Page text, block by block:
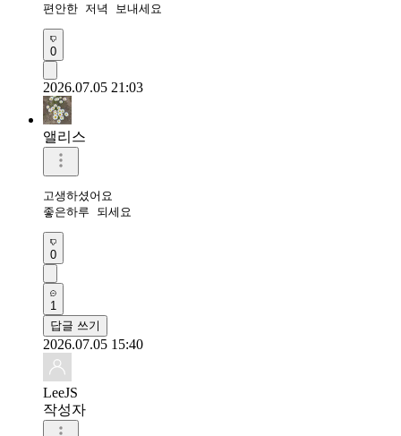
편안한 저녁 보내세요
0
2026.07.05 21:03
앨리스
고생하셨어요
좋은하루 되세요
0
1
답글 쓰기
2026.07.05 15:40
LeeJS
작성자